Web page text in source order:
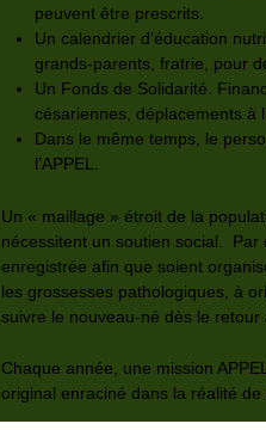
peuvent être prescrits.
Un calendrier d’éducation
grands-parents, fratrie, pour
Un Fonds de Solidarité.
césariennes, déplacements à
Dans le même temps, le
l’APPEL.
Un « maillage » étroit de la
nécessitent un soutien social. Par
enregistrée afin que soient
les grossesses pathologiques, à
suivre le nouveau-né dès le retour
Chaque année, une mission
original enraciné dans la réalité